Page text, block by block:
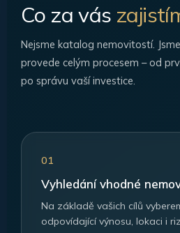
Co za vás
Nejsme katalog nemovitostí.
provede celým procesem – od
po správu vaší investice.
01
Vyhledání vhodné
Na základě vašich cílů
odpovídající výnosu, lokaci i